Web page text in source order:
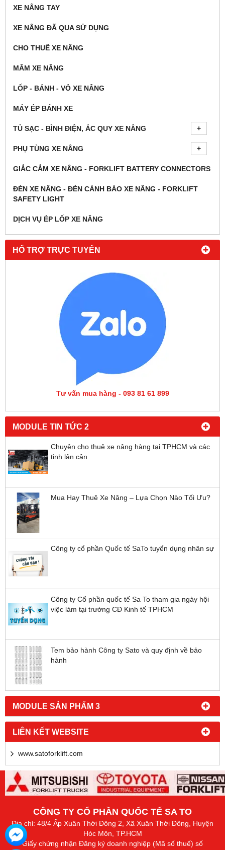
XE NÂNG TAY
XE NÂNG ĐÃ QUA SỬ DỤNG
CHO THUÊ XE NÂNG
MÂM XE NÂNG
LỐP - BÁNH - VỎ XE NÂNG
MÁY ÉP BÁNH XE
TỦ SẠC - BÌNH ĐIỆN, ẮC QUY XE NÂNG
PHỤ TÙNG XE NÂNG
GIẮC CẮM XE NÂNG - FORKLIFT BATTERY CONNECTORS
ĐÈN XE NÂNG - ĐÈN CẢNH BÁO XE NÂNG - FORKLIFT
SAFETY LIGHT
DỊCH VỤ ÉP LỐP XE NÂNG
HỔ TRỢ TRỰC TUYẾN
Tư vấn mua hàng - 093 81 61 899
MODULE TIN TỨC 2
Chuyên cho thuê xe nâng hàng tại TPHCM và các
tỉnh lân cận
Mua Hay Thuê Xe Nâng – Lựa Chọn Nào Tối Ưu?
Công ty cổ phần Quốc tế SaTo tuyển dụng nhân sự
Công ty Cổ phần quốc tế Sa To tham gia ngày hội
việc làm tại trường CĐ Kinh tế TPHCM
Tem bảo hành Công ty Sato và quy định về bảo
hành
MODULE SẢN PHẨM 3
LIÊN KẾT WEBSITE
www.satoforklift.com
CÔNG TY CỔ PHẦN QUỐC TẾ SA TO
Địa chỉ: 48/4 Ấp Xuân Thới Đông 2, Xã Xuân Thới Đông, Huyện
Hóc Môn, TP.HCM
Giấy chứng nhận Đăng ký doanh nghiệp (Mã số thuế) số